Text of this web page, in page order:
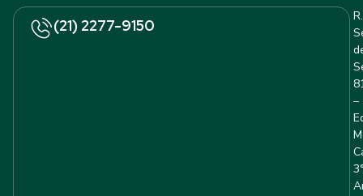
(21) 2277-9150
R.
–